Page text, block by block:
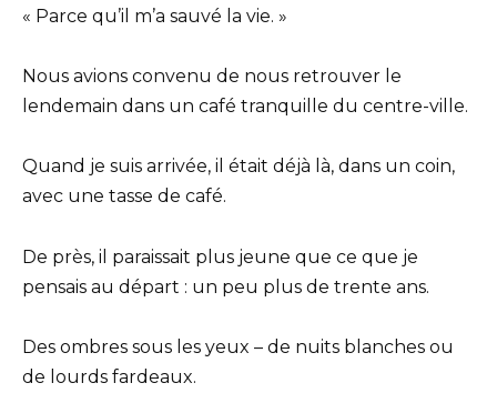
« Parce qu’il m’a sauvé la vie. »
Nous avions convenu de nous retrouver le
lendemain dans un café tranquille du centre-ville.
Quand je suis arrivée, il était déjà là, dans un coin,
avec une tasse de café.
De près, il paraissait plus jeune que ce que je
pensais au départ : un peu plus de trente ans.
Des ombres sous les yeux – de nuits blanches ou
de lourds fardeaux.